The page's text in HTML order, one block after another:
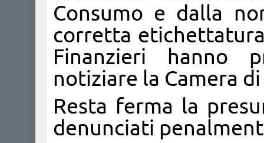
Consumo e dalla
corretta
Finanzieri hanno
notiziare la Camera
Resta ferma la
denunciati